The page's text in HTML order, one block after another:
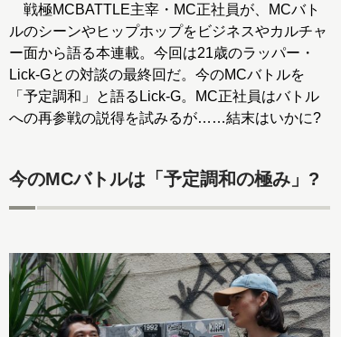
戦極MCBATTLE主宰・MC正社員が、MCバト
ルのシーンやヒップホップをビジネスやカルチャ
ー面から語る本連載。今回は21歳のラッパー・
Lick-Gとの対談の最終回だ。今のMCバトルを
「予定調和」と語るLick-G。MC正社員はバトル
への再参戦の説得を試みるが……結末はいかに?
今のMCバトルは「予定調和の極み」?